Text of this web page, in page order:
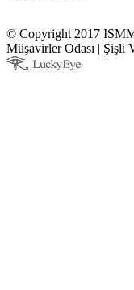
© Copyright 2017
Müşavirler Odası | Şişli